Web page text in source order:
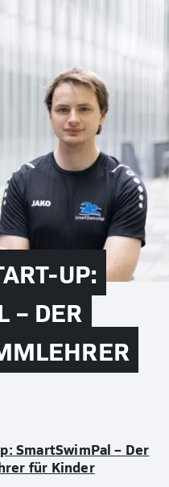
UP:
– DER
SmartSwimPal – Der
für Kinder